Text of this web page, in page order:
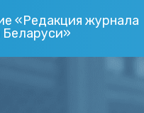
«Редакция журнала